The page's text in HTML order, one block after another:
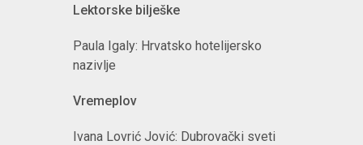
Lektorske bilješke
Paula Igaly: Hrvatsko hotelijersko
nazivlje
Vremeplov
Ivana Lovrić Jović: Dubrovački sveti